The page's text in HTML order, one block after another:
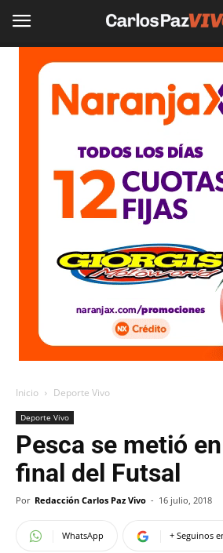
Inicio Deporte Vivo
Deporte Vivo
Pesca se metió
final del Futsal
Por Redacción Carlos Paz Vivo - 16 julio, 2018
WhatsApp + Seguinos